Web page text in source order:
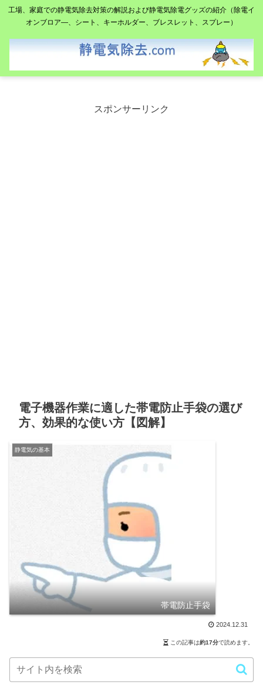
工場、家庭での静電気除去対策の解説および静電気除電グッズの紹介（除電イ
オンブロア―、シート、キーホルダー、ブレスレット、スプレー）
スポンサーリンク
電子機器作業に適した帯電防止手袋の選び
方、効果的な使い方【図解】
静電気の基本
帯電防止手袋
2024.12.31
この記事は約17分で読めます。